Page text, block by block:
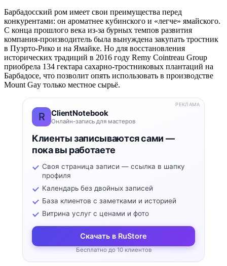
Барбадосский ром имеет свои преимущества перед
конкурентами: он ароматнее кубинского и «легче» ямайского.
С конца прошлого века из-за бурных темпов развития
компания-производитель была вынуждена закупать тростник
в Пуэрто-Рико и на Ямайке. Но для восстановления
исторических традиций в 2016 году Remy Cointreau Group
приобрела 134 гектара сахарно-тростниковых плантаций на
Барбадосе, что позволит опять использовать в производстве
Mount Gay только местное сырьё.
R ClientNotebook
Онлайн-запись для мастеров
Клиенты записываются сами —
пока вы работаете
Своя страница записи — ссылка в шапку
профиля
Календарь без двойных записей
База клиентов с заметками и историей
Витрина услуг с ценами и фото
Скачать в RuStore
Бесплатно до 10 клиентов
РЕКЛАМА